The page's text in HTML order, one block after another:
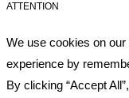
ATTENTION
We use cookies on
experience by
By clicking “Accept